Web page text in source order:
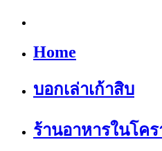
Home
บอกเล่าเก้าสิบ
ร้านอาหารในโค